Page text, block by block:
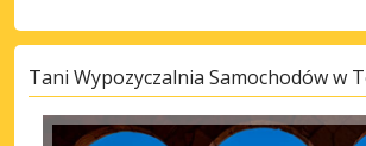
Tani Wypozyczalnia Samochodów w